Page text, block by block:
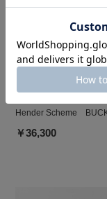
Hender Scheme
￥36,300